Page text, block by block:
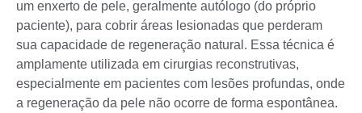
um enxerto de pele, geralmente autólogo (do próprio
paciente), para cobrir áreas lesionadas que perderam
sua capacidade de regeneração natural. Essa técnica é
amplamente utilizada em cirurgias reconstrutivas,
especialmente em pacientes com lesões profundas, onde
a regeneração da pele não ocorre de forma espontânea.